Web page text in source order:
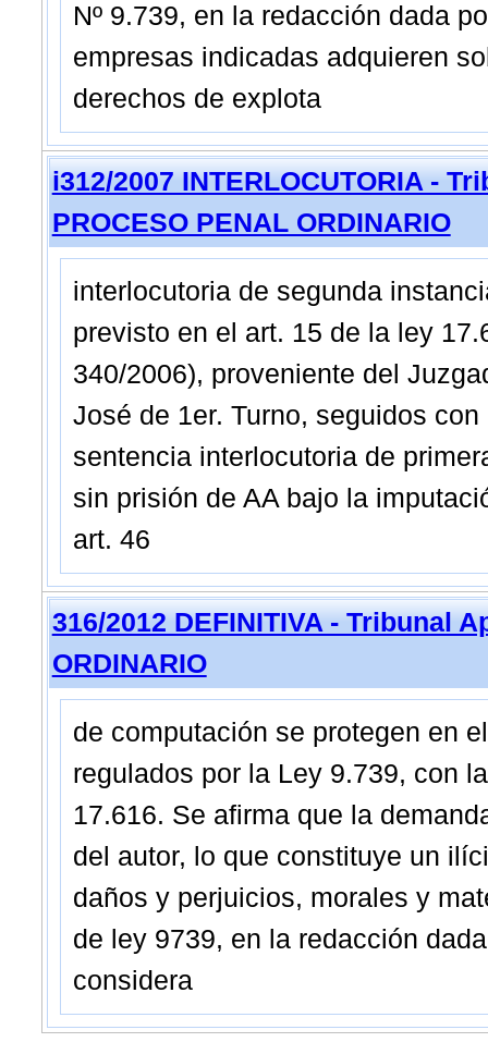
Nº 9.739, en la redacción dada
empresas indicadas adquieren
derechos de explota
i312/2007 INTERLOCUTORIA -
PROCESO PENAL ORDINARIO
interlocutoria de segunda
previsto en el art. 15 de la ley
340/2006), proveniente del
José de 1er. Turno, seguidos
sentencia interlocutoria de
sin prisión de AA bajo la
art. 46
316/2012 DEFINITIVA - Tribunal
ORDINARIO
de computación se protegen en
regulados por la Ley 9.739, con
17.616. Se afirma que la
del autor, lo que constituye un
daños y perjuicios, morales y
de ley 9739, en la redacción
considera